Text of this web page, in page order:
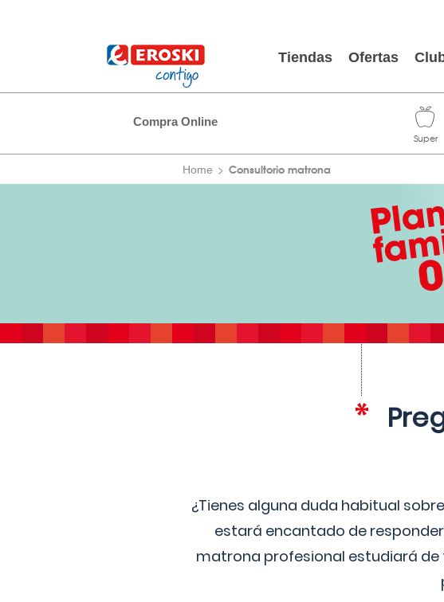
Tiendas Ofertas
Compra Online
Home Consultorio matrona
¿Tienes alguna duda habitual
estará encantado de
matrona profesional estudiará de